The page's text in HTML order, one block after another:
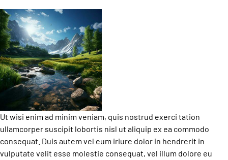
Ut wisi enim ad minim veniam, quis nostrud exerci tation
ullamcorper suscipit lobortis nisl ut aliquip ex ea commodo
consequat. Duis autem vel eum iriure dolor in hendrerit in
vulputate velit esse molestie consequat, vel illum dolore eu